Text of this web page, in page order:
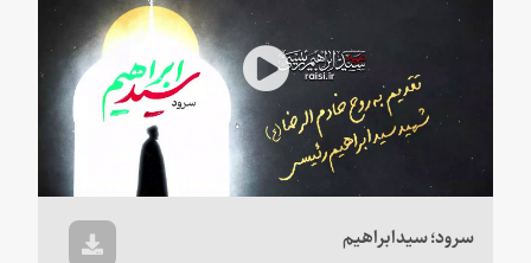
Play
Video
سرود؛ سیدابراهیم